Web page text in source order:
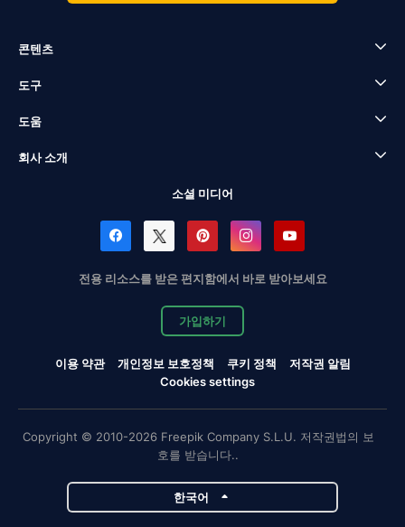
콘텐츠
도구
도움
회사 소개
소셜 미디어
전용 리소스를 받은 편지함에서 바로 받아보세요
가입하기
이용 약관 개인정보 보호정책 쿠키 정책
저작권 알림
Cookies settings
Copyright © 2010-2026 Freepik Company S.L.U. 저작권법의 보
호를 받습니다..
한국어